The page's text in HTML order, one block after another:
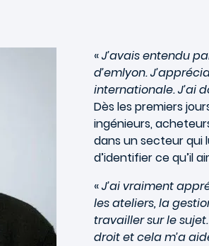
«J’avais entendu
d’emlyon.
internationale. J’ai
Dès les premiers
ingénieurs,
dans un secteur qui
d’identifier ce qu’il
«J’ai vraiment
les ateliers, la
travailler sur le
droit et cela m’a